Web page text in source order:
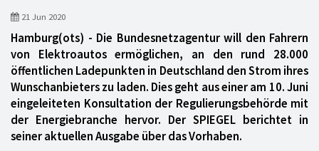
21 Jun 2020
Hamburg(ots) - Die Bundesnetzagentur will den Fahrern
von Elektroautos ermöglichen, an den rund 28.000
öffentlichen Ladepunkten in Deutschland den Strom ihres
Wunschanbieters zu laden. Dies geht aus einer am 10. Juni
eingeleiteten Konsultation der Regulierungsbehörde mit
der Energiebranche hervor. Der SPIEGEL berichtet in
seiner aktuellen Ausgabe über das Vorhaben.